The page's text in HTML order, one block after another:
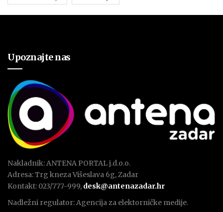
Upoznajte nas
Nakladnik: ANTENA PORTAL j.d.o.o.
Adresa: Trg kneza Višeslava 6g, Zadar
Kontakt: 023/777-999, desk@antenazadar.hr
Nadležni regulator: Agencija za elektorničke medije.